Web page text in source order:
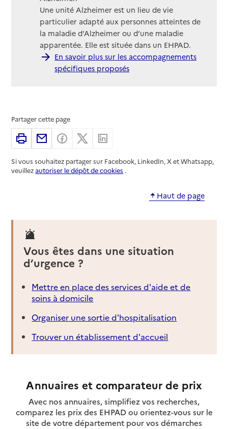
Une unité Alzheimer est un lieu de vie
particulier adapté aux personnes atteintes de
la maladie d’Alzheimer ou d’une maladie
apparentée. Elle est située dans un EHPAD.
En savoir plus sur les accompagnements
spécifiques proposés
Partager cette page
ImprimerPartager par email
Partager sur Facebook
Partager sur X
Si vous souhaitez partager sur Facebook, LinkedIn, X et Whatsapp,
veuillezautoriser le dépôt de cookies .
Haut de page
Vous êtes dans une situation
d’urgence ?
Mettre en place des services d'aide et de
soins à domicile
Organiser une sortie d'hospitalisation
Trouver un établissement d'accueil
Annuaires et comparateur de prix
Avec nos annuaires, simplifiez vos recherches,
comparez les prix des EHPAD ou orientez-vous sur le
site de votre département pour vos démarches